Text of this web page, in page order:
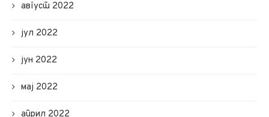
август 2022
јул 2022
јун 2022
мај 2022
април 2022